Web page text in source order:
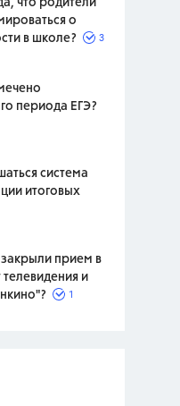
что родители
о
в школе?
3
периода ЕГЭ?
система
итоговых
прием в
телевидения и
1